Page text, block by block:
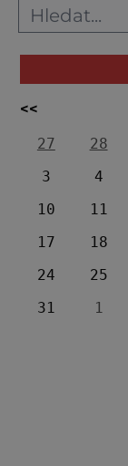
<<
27
28
3
4
10
11
17
18
24
25
31
1